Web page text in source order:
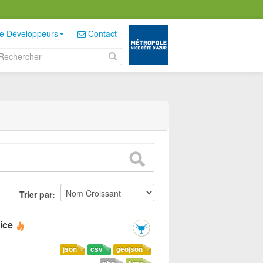
Développeurs Contact
Trier par
geojson
csv
json